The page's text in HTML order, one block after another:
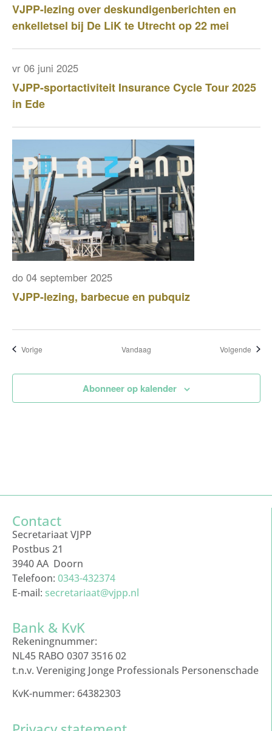
VJPP-lezing over deskundigenberichten en
enkelletsel bij De LiK te Utrecht op 22 mei
vr 06 juni 2025
VJPP-sportactiviteit Insurance Cycle Tour 2025
in Ede
do 04 september 2025
VJPP-lezing, barbecue en pubquiz
VorigeEvenementen Vandaag Volgende
Abonneer op kalender
Contact
Secretariaat VJPP
Postbus 21
3940 AA Doorn
Telefoon: 0343-432374
E-mail: secretariaat@vjpp.nl
Bank & KvK
Rekeningnummer:
NL45 RABO 0307 3516 02
t.n.v. Vereniging Jonge Professionals Personenschade
KvK-nummer: 64382303